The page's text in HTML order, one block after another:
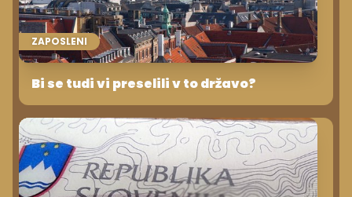
ZAPOSLENI
Bi se tudi vi preselili v to državo?